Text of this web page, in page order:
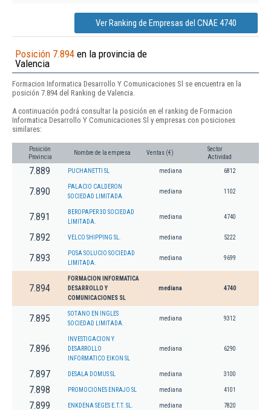
Ver Ranking de Empresas del CNAE 4740
Posición 7.894 en la provincia de
Valencia
Formacion Informatica Desarrollo Y Comunicaciones Sl se encuentra en la
posición 7.894 del Ranking de Valencia.
A continuación podrá consultar la posición en el ranking de Formacion
Informatica Desarrollo Y Comunicaciones Sl y empresas con posiciones
similares:
Posición
Provincia
Nombre de la empresa Ventas (€)
Sector
Actividad
7.889 PUCHANETTI SL mediana 6812
7.890
PALACIO CALDERON
SOCIEDAD LIMITADA.
mediana 1102
7.891
BEROPAPER 3D SOCIEDAD
LIMITADA.
mediana 4740
7.892 VELCO SHIPPING SL. mediana 5222
7.893
POSA SOLUCIO SOCIEDAD
LIMITADA.
mediana 9699
7.894
FORMACION INFORMATICA
DESARROLLO Y
COMUNICACIONES SL
mediana 4740
7.895
SOTANO EN INGLES
SOCIEDAD LIMITADA.
mediana 9312
7.896
INVESTIGACION Y
DESARROLLO
INFORMATICO EIKON SL
mediana 6290
7.897 DESALA DOMUS SL mediana 3100
7.898 PROMOCIONES ENRAJO SL mediana 4101
7.899 ENKDENA SEGES E.T.T. SL. mediana 7820